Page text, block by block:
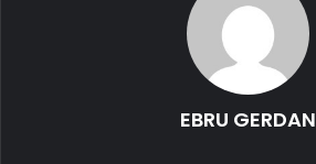
EBRU GERDAN